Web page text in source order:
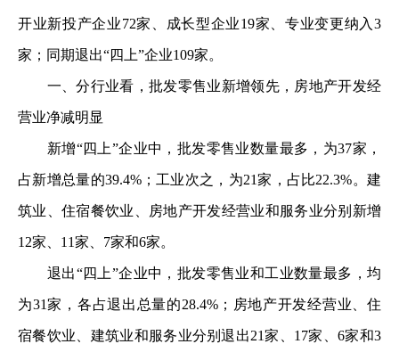
开业新投产企业72家、成长型企业19家、专业变更纳入3
家；同期退出“四上”企业109家。
一、分行业看，批发零售业新增领先，房地产开发经
营业净减明显
新增“四上”企业中，批发零售业数量最多，为37家，
占新增总量的39.4%；工业次之，为21家，占比22.3%。建
筑业、住宿餐饮业、房地产开发经营业和服务业分别新增
12家、11家、7家和6家。
退出“四上”企业中，批发零售业和工业数量最多，均
为31家，各占退出总量的28.4%；房地产开发经营业、住
宿餐饮业、建筑业和服务业分别退出21家、17家、6家和3